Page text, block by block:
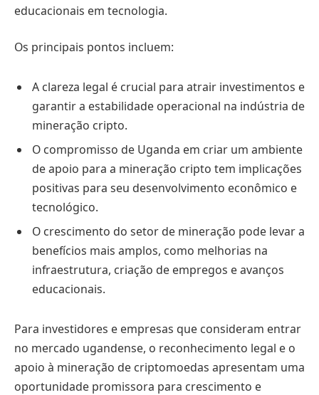
educacionais em tecnologia.
Os principais pontos incluem:
A clareza legal é crucial para atrair investimentos e
garantir a estabilidade operacional na indústria de
mineração cripto.
O compromisso de Uganda em criar um ambiente
de apoio para a mineração cripto tem implicações
positivas para seu desenvolvimento econômico e
tecnológico.
O crescimento do setor de mineração pode levar a
benefícios mais amplos, como melhorias na
infraestrutura, criação de empregos e avanços
educacionais.
Para investidores e empresas que consideram entrar
no mercado ugandense, o reconhecimento legal e o
apoio à mineração de criptomoedas apresentam uma
oportunidade promissora para crescimento e